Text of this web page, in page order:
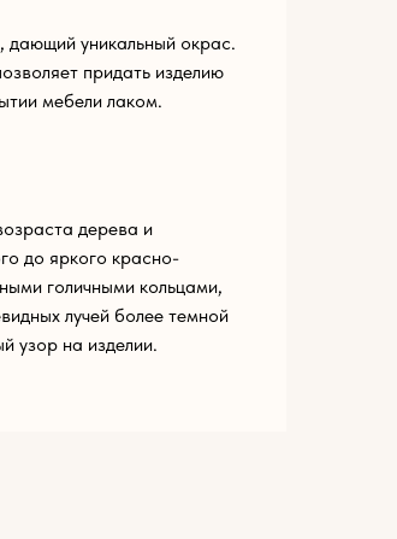
уникальный окрас.
придать изделию
мебели лаком.
дерева и
до яркого красно-
голичными кольцами,
лучей более темной
узор на изделии.